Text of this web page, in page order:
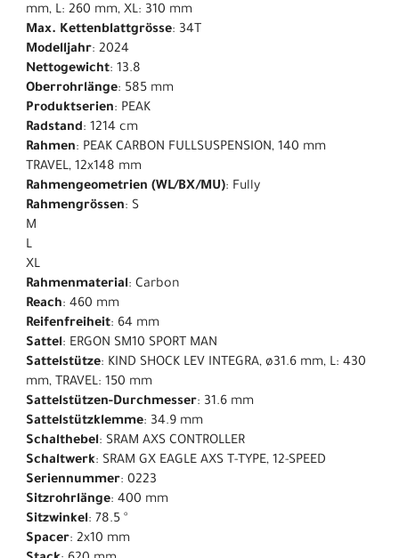
mm, L: 260 mm, XL: 310 mm
Max. Kettenblattgrösse: 34T
Modelljahr: 2024
Nettogewicht: 13.8
Oberrohrlänge: 585 mm
Produktserien: PEAK
Radstand: 1214 cm
Rahmen: PEAK CARBON FULLSUSPENSION, 140 mm
TRAVEL, 12x148 mm
Rahmengeometrien (WL/BX/MU): Fully
Rahmengrössen: S
M
L
XL
Rahmenmaterial: Carbon
Reach: 460 mm
Reifenfreiheit: 64 mm
Sattel: ERGON SM10 SPORT MAN
Sattelstütze: KIND SHOCK LEV INTEGRA, ø31.6 mm, L: 430
mm, TRAVEL: 150 mm
Sattelstützen-Durchmesser: 31.6 mm
Sattelstützklemme: 34.9 mm
Schalthebel: SRAM AXS CONTROLLER
Schaltwerk: SRAM GX EAGLE AXS T-TYPE, 12-SPEED
Seriennummer: 0223
Sitzrohrlänge: 400 mm
Sitzwinkel: 78.5 °
Spacer: 2x10 mm